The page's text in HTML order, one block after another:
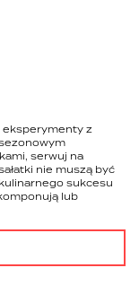
eksperymenty z
serwuj na
nie muszą być
sukcesu
lub